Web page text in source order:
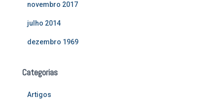
novembro 2017
julho 2014
dezembro 1969
Categorias
Artigos